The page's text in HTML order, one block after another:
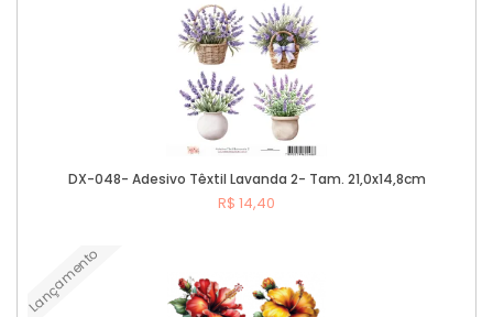
DX-048- Adesivo Têxtil Lavanda 2- Tam. 21,0x14,8cm
R$ 14,40
Lançamento